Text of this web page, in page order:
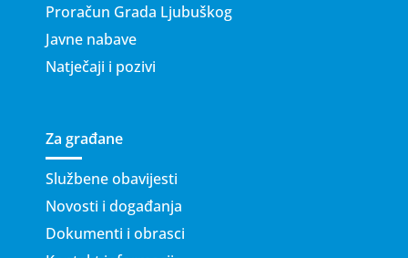
Proračun Grada Ljubuškog
Javne nabave
Natječaji i pozivi
Za građane
Službene obavijesti
Novosti i događanja
Dokumenti i obrasci